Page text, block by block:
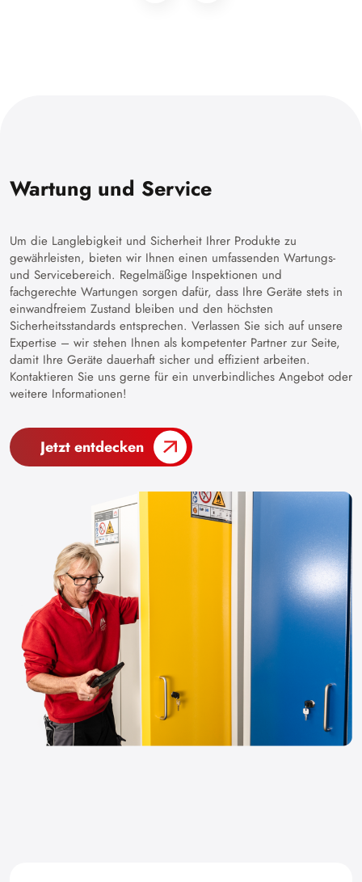
Wartung und Service
Um die Langlebigkeit und Sicherheit Ihrer Produkte zu
gewährleisten, bieten wir Ihnen einen umfassenden Wartungs-
und Servicebereich. Regelmäßige Inspektionen und
fachgerechte Wartungen sorgen dafür, dass Ihre Geräte stets in
einwandfreiem Zustand bleiben und den höchsten
Sicherheitsstandards entsprechen. Verlassen Sie sich auf unsere
Expertise – wir stehen Ihnen als kompetenter Partner zur Seite,
damit Ihre Geräte dauerhaft sicher und effizient arbeiten.
Kontaktieren Sie uns gerne für ein unverbindliches Angebot oder
weitere Informationen!
Jetzt entdecken